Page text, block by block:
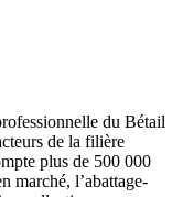
du Bétail
de la filière
plus de 500 000
marché, l’abattage-